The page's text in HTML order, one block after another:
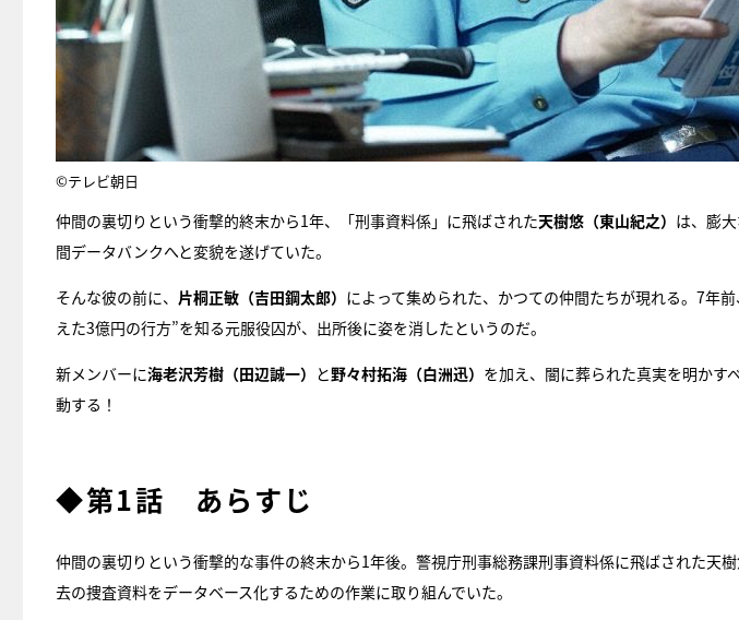
©テレビ朝日
仲間の裏切りという衝撃的終末から1年、「刑事資料係」に飛ばされた天樹悠（東山紀之） は、膨
間データバンクへと変貌を遂げていた。
そんな彼の前に、 片桐正敏（吉田鋼太郎） によって集められた、かつての仲間たちが現れる。7年
えた3億円の行方”を知る元服役囚が、出所後に姿を消したというのだ。
新メンバーに海老沢芳樹（田辺誠一） と野々村拓海（白洲迅） を加え、闇に葬られた真実を明かす
動する！
◆第1話 あらすじ
仲間の裏切りという衝撃的な事件の終末から1年後。警視庁刑事総務課刑事資料係に飛ばされた天
去の捜査資料をデータベース化するための作業に取り組んでいた。